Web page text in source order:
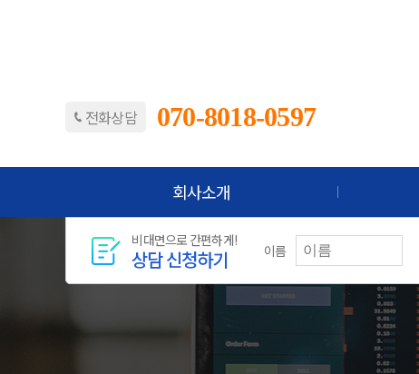
전화상담 070-8018-0597
회사소개
비대면으로 간편하게!
상담 신청하기 이름